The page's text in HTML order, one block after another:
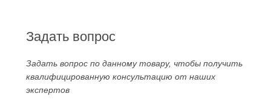
Задать вопрос
Задать вопрос по данному товару, чтобы получить
квалифицированную консультацию от наших
экспертов